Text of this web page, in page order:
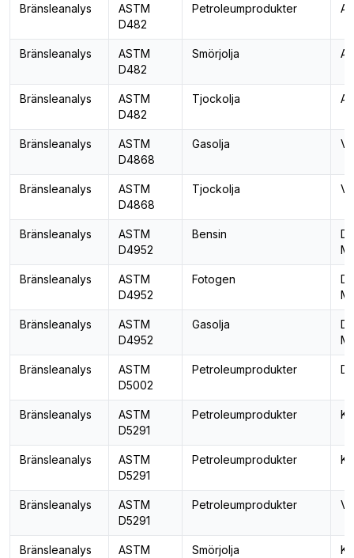
Bränsleanalys
ASTM
D482
Petroleumprodukter
Bränsleanalys
ASTM
D482
Smörjolja
Bränsleanalys
ASTM
D482
Tjockolja
Bränsleanalys
ASTM
D4868
Gasolja
Bränsleanalys
ASTM
D4868
Tjockolja
Bränsleanalys
ASTM
D4952
Bensin
Bränsleanalys
ASTM
D4952
Fotogen
Bränsleanalys
ASTM
D4952
Gasolja
Bränsleanalys
ASTM
D5002
Petroleumprodukter
Bränsleanalys
ASTM
D5291
Petroleumprodukter
Bränsleanalys
ASTM
D5291
Petroleumprodukter
Bränsleanalys
ASTM
D5291
Petroleumprodukter
Bränsleanalys
ASTM
Smörjolja